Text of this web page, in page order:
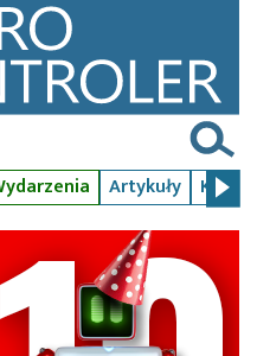
Artykuły Kursy